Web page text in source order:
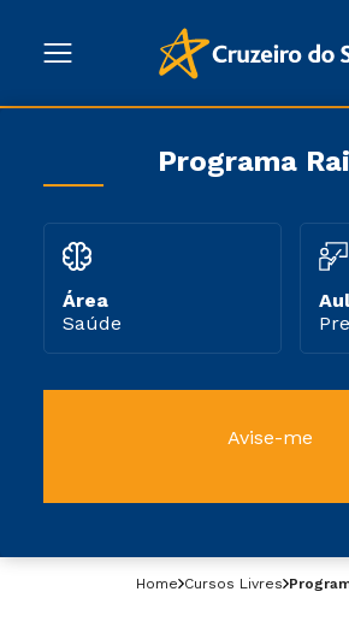
Home Cursos Livres
Programa
Área
Saúde
Avise-me